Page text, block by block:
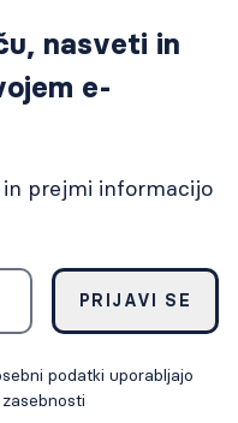
nasveti in
e-
prejmi informacijo
PRIJAVI SE
podatki uporabljajo